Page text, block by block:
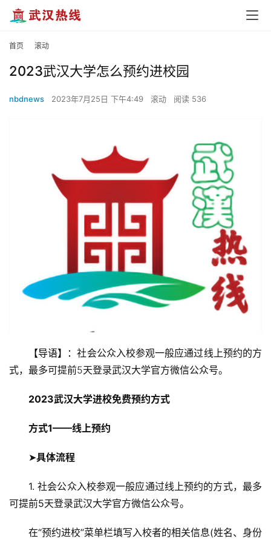
首页 滚动
2023武汉大学怎么预约进校园
nbdnews 2023年7月25日 下午4:49 滚动 阅读 536
【导语】：社会公众入校参观一般应通过线上预约的方
式，最多可提前5天登录武汉大学官方微信公众号。
2023武汉大学进校免费预约方式
方式1——线上预约
➤具体流程
1. 社会公众入校参观一般应通过线上预约的方式，最多
可提前5天登录武汉大学官方微信公众号。
在“预约进校”菜单栏填写入校者的相关信息(姓名、身份